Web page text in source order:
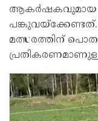
ആകർഷകവുമായ
പങ്കുവയ്ക്കേണ്ടത്.
മത്സരത്തിന്